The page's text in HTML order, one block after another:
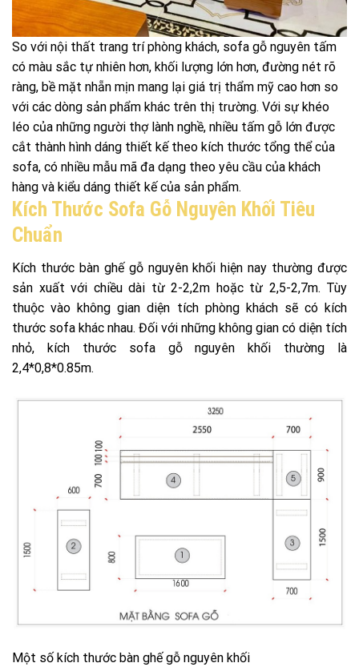
So với nội thất trang trí phòng khách, sofa gỗ nguyên tấm
có màu sắc tự nhiên hơn, khối lượng lớn hơn, đường nét rõ
ràng, bề mặt nhẵn mịn mang lại giá trị thẩm mỹ cao hơn so
với các dòng sản phẩm khác trên thị trường. Với sự khéo
léo của những người thợ lành nghề, nhiều tấm gỗ lớn được
cắt thành hình dáng thiết kế theo kích thước tổng thể của
sofa, có nhiều mẫu mã đa dạng theo yêu cầu của khách
hàng và kiểu dáng thiết kế của sản phẩm.
Kích Thước Sofa Gỗ Nguyên Khối Tiêu
Chuẩn
Kích thước bàn ghế gỗ nguyên khối hiện nay thường được
sản xuất với chiều dài từ 2-2,2m hoặc từ 2,5-2,7m. Tùy
thuộc vào không gian diện tích phòng khách sẽ có kích
thước sofa khác nhau. Đối với những không gian có diện tích
nhỏ, kích thước sofa gỗ nguyên khối thường là
2,4*0,8*0.85m.
Một số kích thước bàn ghế gỗ nguyên khối